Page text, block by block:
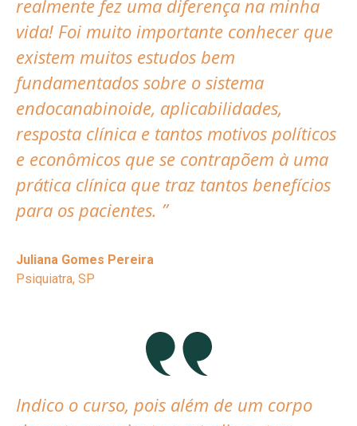
realmente fez uma diferença na minha
vida! Foi muito importante conhecer que
existem muitos estudos bem
fundamentados sobre o sistema
endocanabinoide, aplicabilidades,
resposta clínica e tantos motivos políticos
e econômicos que se contrapõem à uma
prática clínica que traz tantos benefícios
para os pacientes. ”
Juliana Gomes Pereira
Psiquiatra, SP
Indico o curso, pois além de um corpo